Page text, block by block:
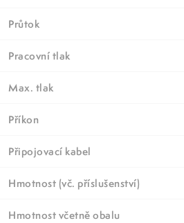
Průtok
Pracovní tlak
Max. tlak
Příkon
Připojovací kabel
Hmotnost (vč. příslušenství)
Hmotnost včetně obalu